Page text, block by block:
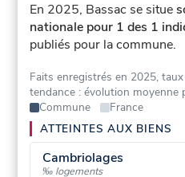
En 2025, Bassac se situe
nationale pour 1 des 1
publiés pour la commune.
Faits enregistrés en 2025,
tendance : évolution moyenne
Commune
France
ATTEINTES AUX BIENS
Cambriolages
‰ logements